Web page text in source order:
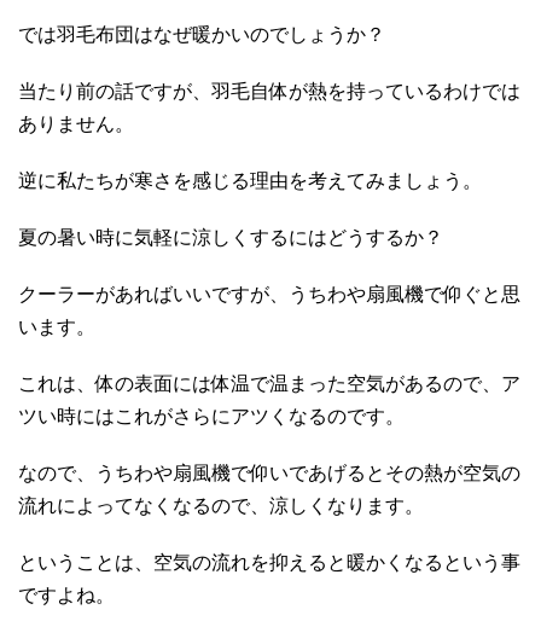
では羽毛布団はなぜ暖かいのでしょうか？
当たり前の話ですが、羽毛自体が熱を持っているわけでは
ありません。
逆に私たちが寒さを感じる理由を考えてみましょう。
夏の暑い時に気軽に涼しくするにはどうするか？
クーラーがあればいいですが、うちわや扇風機で仰ぐと思
います。
これは、体の表面には体温で温まった空気があるので、ア
ツい時にはこれがさらにアツくなるのです。
なので、うちわや扇風機で仰いであげるとその熱が空気の
流れによってなくなるので、涼しくなります。
ということは、空気の流れを抑えると暖かくなるという事
ですよね。